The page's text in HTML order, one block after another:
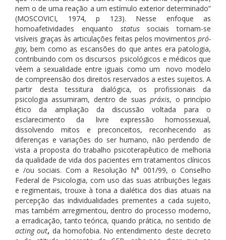
nem o de uma reação a um estímulo exterior determinado”
(MOSCOVICI, 1974, p 123). Nesse enfoque as
homoafetividades enquanto statussociais tornam-se
visíveis graças às articulações feitas pelos movimentos pró-
gay, bem como as escansões do que antes era patologia,
contribuindo com os discursos psicológicos e médicos que
vêem a sexualidade entre iguais como um novo modelo
de compreensão dos direitos reservados a estes sujeitos. A
partir desta tessitura dialógica, os profissionais da
psicologia assumiram, dentro de suaspráxis, o princípio
ético da ampliação da discussão voltada para o
esclarecimento da livre expressão homossexual,
dissolvendo mitos e preconceitos, reconhecendo as
diferenças e variações do ser humano, não perdendo de
vista a proposta do trabalho psicoterapêutico de melhoria
da qualidade de vida dos pacientes em tratamentos clínicos
e /ou sociais. Com a Resolução N° 001/99, o Conselho
Federal de Psicologia, com uso das suas atribuições legais
e regimentais, trouxe à tona a dialética dos dias atuais na
percepção das individualidades prementes a cada sujeito,
mas também arregimentou, dentro do processo moderno,
a erradicação, tanto teórica, quando prática, no sentido de
acting out, da homofobia. No entendimento deste decreto